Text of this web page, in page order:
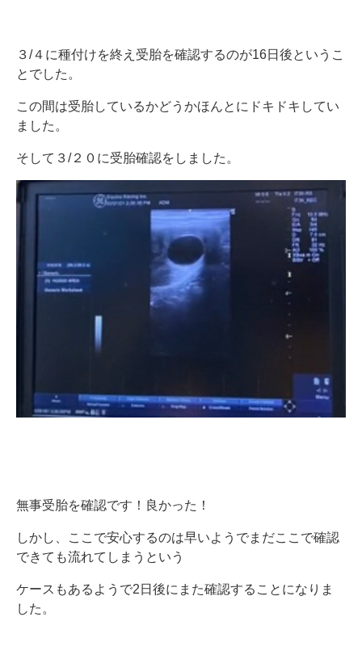
３/４に種付けを終え受胎を確認するのが16日後というこ
とでした。
この間は受胎しているかどうかほんとにドキドキしてい
ました。
そして３/２０に受胎確認をしました。
無事受胎を確認です！良かった！
しかし、ここで安心するのは早いようでまだここで確認
できても流れてしまうという
ケースもあるようで2日後にまた確認することになりま
した。